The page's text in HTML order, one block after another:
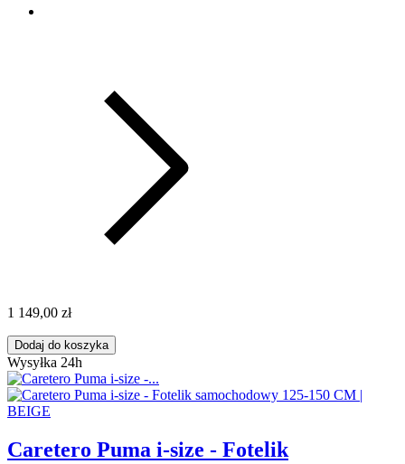
1 149,00 zł
Dodaj do koszyka
Wysyłka 24h
Caretero Puma i-size - Fotelik